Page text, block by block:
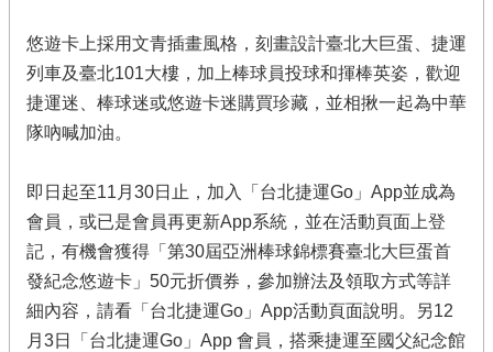
悠遊卡上採用文青插畫風格，刻畫設計臺北大巨蛋、捷運
列車及臺北101大樓，加上棒球員投球和揮棒英姿，歡迎
捷運迷、棒球迷或悠遊卡迷購買珍藏，並相揪一起為中華
隊吶喊加油。
即日起至11月30日止，加入「台北捷運Go」App並成為
會員，或已是會員再更新App系統，並在活動頁面上登
記，有機會獲得「第30屆亞洲棒球錦標賽臺北大巨蛋首
發紀念悠遊卡」50元折價券，參加辦法及領取方式等詳
細內容，請看「台北捷運Go」App活動頁面說明。另12
月3日「台北捷運Go」App 會員，搭乘捷運至國父紀念館